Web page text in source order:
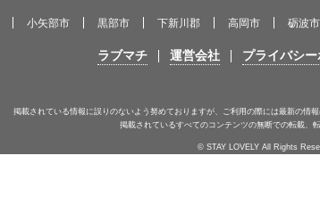
小矢部市 黒部市 下新川郡 高岡市 砺波市
ラブマチ 運営会社 プライバシ
掲載されている情報に誤りのないよう努めておりますが、ご利用の際には最新の情
掲載されているすべてのコンテンツの無断での転載、
© STAY LOVELY All Rights